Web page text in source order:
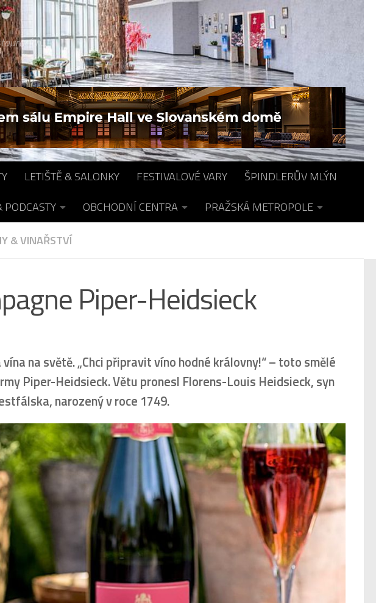
LETIŠTĚ & SALONKY FESTIVALOVÉ VARY
ŠPINDLERŮV MLÝN
PODCASTY OBCHODNÍ CENTRA PRAŽSKÁ METROPOLE
& VINAŘSTVÍ
Piper-Heidsieck
na světě. „Chci připravit víno hodné královny!“ – toto smělé
Piper-Heidsieck. Větu pronesl Florens-Louis Heidsieck, syn
narozený v roce 1749.